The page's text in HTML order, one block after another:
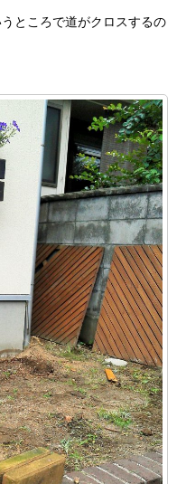
ところで道がクロスするの